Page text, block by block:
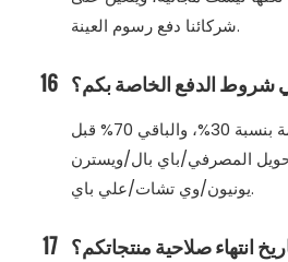
شركائنا دفع رسوم العينة.
16 شروط الدفع الخاصة بكم؟
نقدم دفعة مقدمة بنسبة 30%، والباقي 70% قبل
المصرفي/باي بال/ويسترن
يونيون/وي تشات/علي باي.
17 انتهاء صلاحية منتجاتكم؟